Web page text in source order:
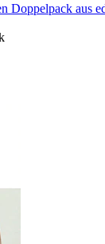
Doppelpack aus